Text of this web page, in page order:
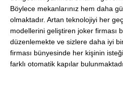
Böylece mekanlarınız hem daha
olmaktadır. Artan teknolojiyi her
modellerini geliştiren joker firması
düzenlemekte ve sizlere daha iyi
firması bünyesinde her kişinin
farklı otomatik kapılar